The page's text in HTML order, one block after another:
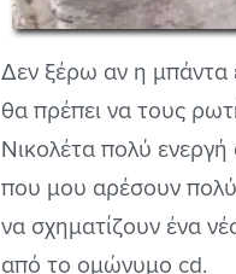
Δεν ξέρω αν η μπάντα
θα πρέπει να τους
Νικολέτα πολύ
που μου αρέσουν
να σχηματίζουν ένα
από το ομώνυμο cd.